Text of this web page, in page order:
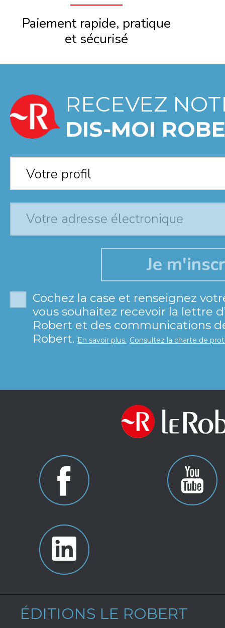
Paiement rapide, pratique
et sécurisé
RECEVEZ
DIS-MOI
Votre profil*
Votre profil
Cochez la case et renseignez
vous souhaitez recevoir la lettre
Robert et des communications
Robert. En savoir plus. Consultez la charte de
ÉDITIONS LE ROBERT